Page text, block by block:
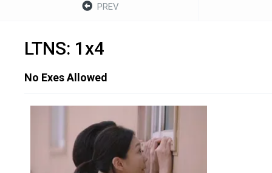
PREV
LTNS: 1x4
No Exes Allowed